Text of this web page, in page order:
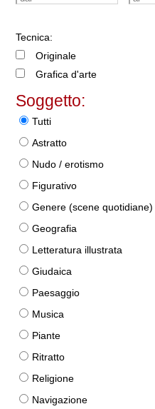
Tecnica:
Originale
Grafica d'arte
Soggetto:
Tutti
Astratto
Nudo / erotismo
Figurativo
Genere (scene quotidiane)
Geografia
Letteratura illustrata
Giudaica
Paesaggio
Musica
Piante
Ritratto
Religione
Navigazione